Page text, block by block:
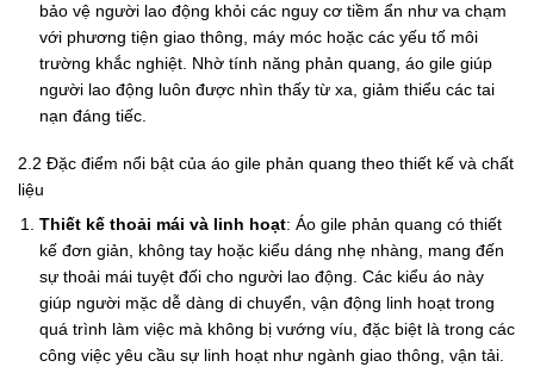
bảo vệ người lao động khỏi các nguy cơ tiềm ẩn như va chạm
với phương tiện giao thông, máy móc hoặc các yếu tố môi
trường khắc nghiệt. Nhờ tính năng phản quang, áo gile giúp
người lao động luôn được nhìn thấy từ xa, giảm thiểu các tai
nạn đáng tiếc.
2.2 Đặc điểm nổi bật của áo gile phản quang theo thiết kế và chất
liệu
Thiết kế thoải mái và linh hoạt: Áo gile phản quang có thiết
kế đơn giản, không tay hoặc kiểu dáng nhẹ nhàng, mang đến
sự thoải mái tuyệt đối cho người lao động. Các kiểu áo này
giúp người mặc dễ dàng di chuyển, vận động linh hoạt trong
quá trình làm việc mà không bị vướng víu, đặc biệt là trong các
công việc yêu cầu sự linh hoạt như ngành giao thông, vận tải.